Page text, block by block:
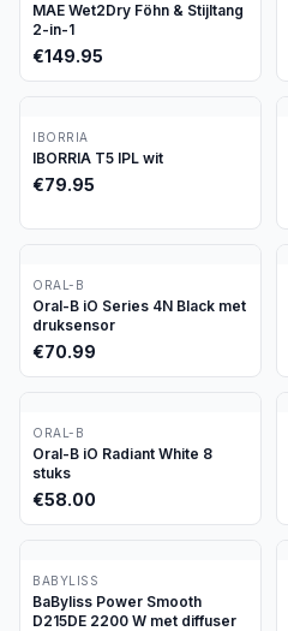
MAE Wet2Dry Föhn & Stijltang
2-in-1
€149.95
IBORRIA
IBORRIA T5 IPL wit
€79.95
ORAL-B
Oral-B iO Series 4N Black met
druksensor
€70.99
ORAL-B
Oral-B iO Radiant White 8
stuks
€58.00
BABYLISS
BaByliss Power Smooth
D215DE 2200 W met diffuser